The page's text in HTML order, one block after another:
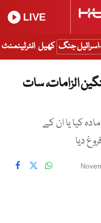
LIVE
اسرائیل جنگ کھیل انٹرٹینمنٹ
الزامات، سات
کیا یا ان کے
دیا